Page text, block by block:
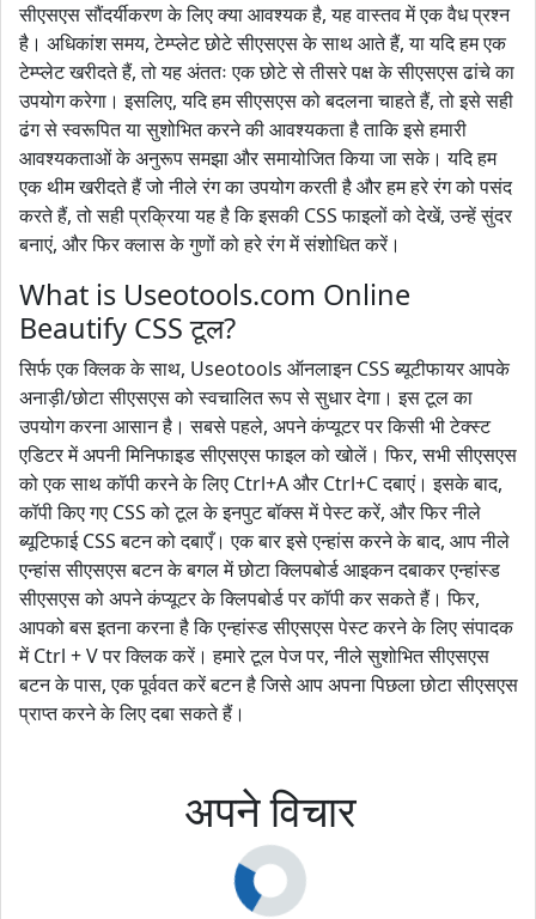
सीएसएस सौंदर्यीकरण के लिए क्या आवश्यक है, यह वास्तव में एक वैध प्रश्न
है। अधिकांश समय, टेम्प्लेट छोटे सीएसएस के साथ आते हैं, या यदि हम एक
टेम्प्लेट खरीदते हैं, तो यह अंततः एक छोटे से तीसरे पक्ष के सीएसएस ढांचे का
उपयोग करेगा। इसलिए, यदि हम सीएसएस को बदलना चाहते हैं, तो इसे सही
ढंग से स्वरूपित या सुशोभित करने की आवश्यकता है ताकि इसे हमारी
आवश्यकताओं के अनुरूप समझा और समायोजित किया जा सके। यदि हम
एक थीम खरीदते हैं जो नीले रंग का उपयोग करती है और हम हरे रंग को पसंद
करते हैं, तो सही प्रक्रिया यह है कि इसकी CSS फाइलों को देखें, उन्हें सुंदर
बनाएं, और फिर क्लास के गुणों को हरे रंग में संशोधित करें।
What is Useotools.com Online
Beautify CSS टूल?
सिर्फ एक क्लिक के साथ, Useotools ऑनलाइन CSS ब्यूटीफायर आपके
अनाड़ी/छोटा सीएसएस को स्वचालित रूप से सुधार देगा। इस टूल का
उपयोग करना आसान है। सबसे पहले, अपने कंप्यूटर पर किसी भी टेक्स्ट
एडिटर में अपनी मिनिफाइड सीएसएस फाइल को खोलें। फिर, सभी सीएसएस
को एक साथ कॉपी करने के लिए Ctrl+A और Ctrl+C दबाएं। इसके बाद,
कॉपी किए गए CSS को टूल के इनपुट बॉक्स में पेस्ट करें, और फिर नीले
ब्यूटिफाई CSS बटन को दबाएँ। एक बार इसे एन्हांस करने के बाद, आप नीले
एन्हांस सीएसएस बटन के बगल में छोटा क्लिपबोर्ड आइकन दबाकर एन्हांस्ड
सीएसएस को अपने कंप्यूटर के क्लिपबोर्ड पर कॉपी कर सकते हैं। फिर,
आपको बस इतना करना है कि एन्हांस्ड सीएसएस पेस्ट करने के लिए संपादक
में Ctrl + V पर क्लिक करें। हमारे टूल पेज पर, नीले सुशोभित सीएसएस
बटन के पास, एक पूर्ववत करें बटन है जिसे आप अपना पिछला छोटा सीएसएस
प्राप्त करने के लिए दबा सकते हैं।
अपने विचार